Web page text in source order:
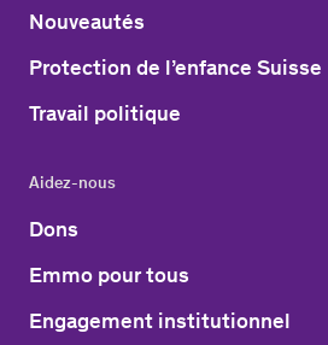
Nouveautés
Protection de l’enfance Suisse
Travail politique
Aidez-nous
Dons
Emmo pour tous
Engagement institutionnel